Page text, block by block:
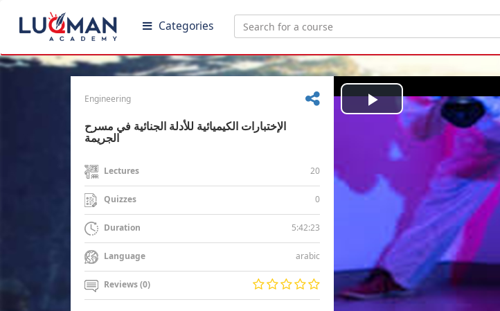
Categories
Engineering
الإختبارات الكيميائية للأدلة الجنائية في مسرح
الجريمة
Lectures 20
Quizzes 0
Duration 5:42:23
Language arabic
Reviews (0)
Play
Video